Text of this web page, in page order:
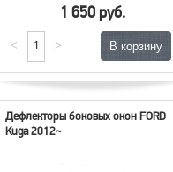
1 650 руб.
< >
Дефлекторы боковых окон FORD
Kuga 2012~